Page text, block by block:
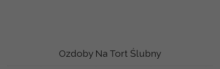
Ozdoby Na Tort Ślubny